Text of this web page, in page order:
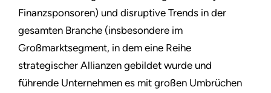
Finanzsponsoren) und disruptive Trends in der
gesamten Branche (insbesondere im
Großmarktsegment, in dem eine Reihe
strategischer Allianzen gebildet wurde und
führende Unternehmen es mit großen Umbrüchen